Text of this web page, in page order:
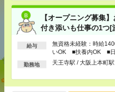
【オープニング募集
付き添いも仕事の1つ[
給与
無資格未経験：時給
いOK ■扶養内OK ■日
以上
勤務地 天王寺駅 / 大阪上本町
あなたの閲覧履歴
志望動機も履歴書も不要！
の介護[派遣]